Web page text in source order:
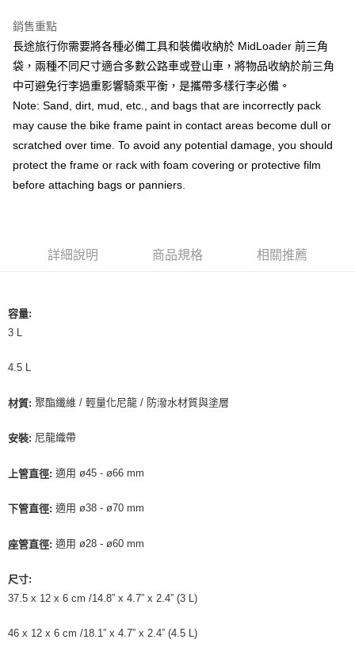
全家取貨付款
每筆NT$90
付款後全家取貨
每筆NT$90
7-11取貨付款
每筆NT$60，滿NT$10,000(含以上)免運費
付款後7-11取貨
每筆NT$80
每筆NT$100
銷售重點
長途旅行你需要將各種必備工具和裝備收納於 MidLoader 前三角
袋，兩種不同尺寸適合多數公路車或登山車，將物品收納於前三角
中可避免行李過重影響騎乘平衡，是攜帶多樣行李必備。
Note: Sand, dirt, mud, etc., and bags that are incorrectly pack
may cause the bike frame paint in contact areas become dull or
scratched over time. To avoid any potential damage, you should
protect the frame or rack with foam covering or protective film
before attaching bags or panniers.
詳細說明 商品規格 相關推薦
容量:
3 L
4.5 L
材質: 聚酯纖維 / 輕量化尼龍 / 防潑水材質與塗層
安裝: 尼龍織帶
上管直徑: 適用 ø45 - ø66 mm
下管直徑: 適用 ø38 - ø70 mm
座管直徑: 適用 ø28 - ø60 mm
尺寸:
37.5 x 12 x 6 cm /14.8” x 4.7” x 2.4” (3 L)
46 x 12 x 6 cm /18.1” x 4.7” x 2.4” (4.5 L)